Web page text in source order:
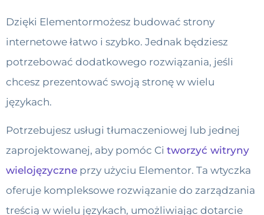
Dzięki Elementormożesz budować strony
internetowe łatwo i szybko. Jednak będziesz
potrzebować dodatkowego rozwiązania, jeśli
chcesz prezentować swoją stronę w wielu
językach.
Potrzebujesz usługi tłumaczeniowej lub jednej
zaprojektowanej, aby pomóc Ci tworzyć witryny
wielojęzyczne przy użyciu Elementor. Ta wtyczka
oferuje kompleksowe rozwiązanie do zarządzania
treścią w wielu językach, umożliwiając dotarcie